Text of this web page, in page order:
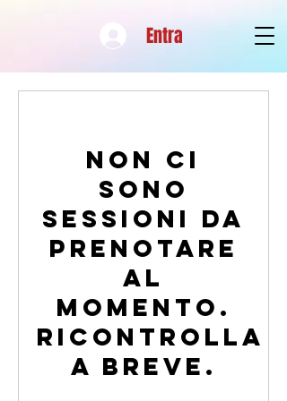
Entra
Non ci
sono
sessioni da
prenotare
al
momento.
Ricontrolla
a breve.